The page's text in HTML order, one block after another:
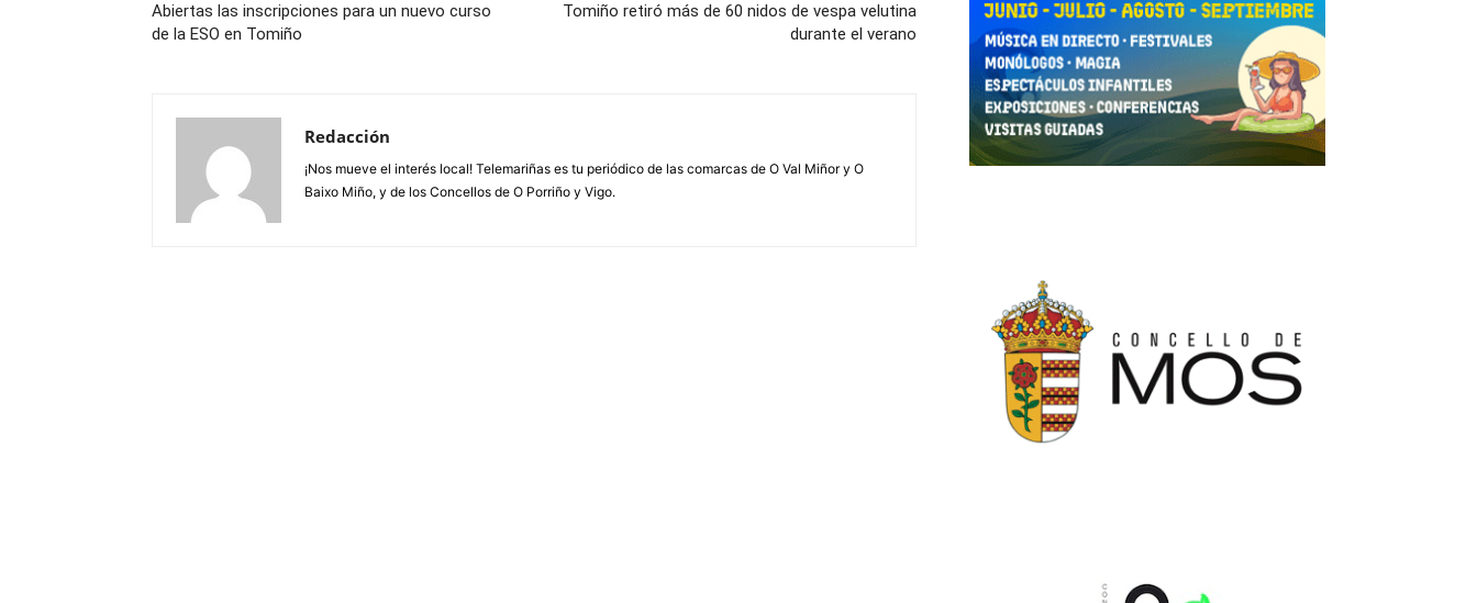
Abiertas las inscripciones para un nuevo curso
de la ESO en Tomiño
Tomiño retiró más de 60 nidos de vespa velutina
durante el verano
Redacción
¡Nos mueve el interés local! Telemariñas es tu periódico de las comarcas de O Val Miñor y O
Baixo Miño, y de los Concellos de O Porriño y Vigo.